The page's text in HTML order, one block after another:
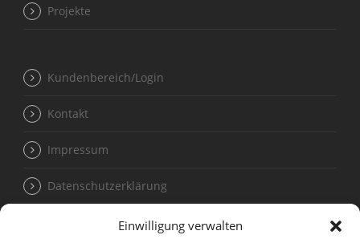
Einwilligung verwalten
Projekte
Kundenbereich/Login
Kontakt
Impressum
Datenschutzerklärung